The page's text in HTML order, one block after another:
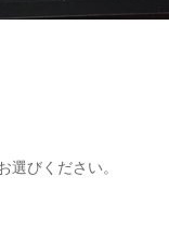
びください。